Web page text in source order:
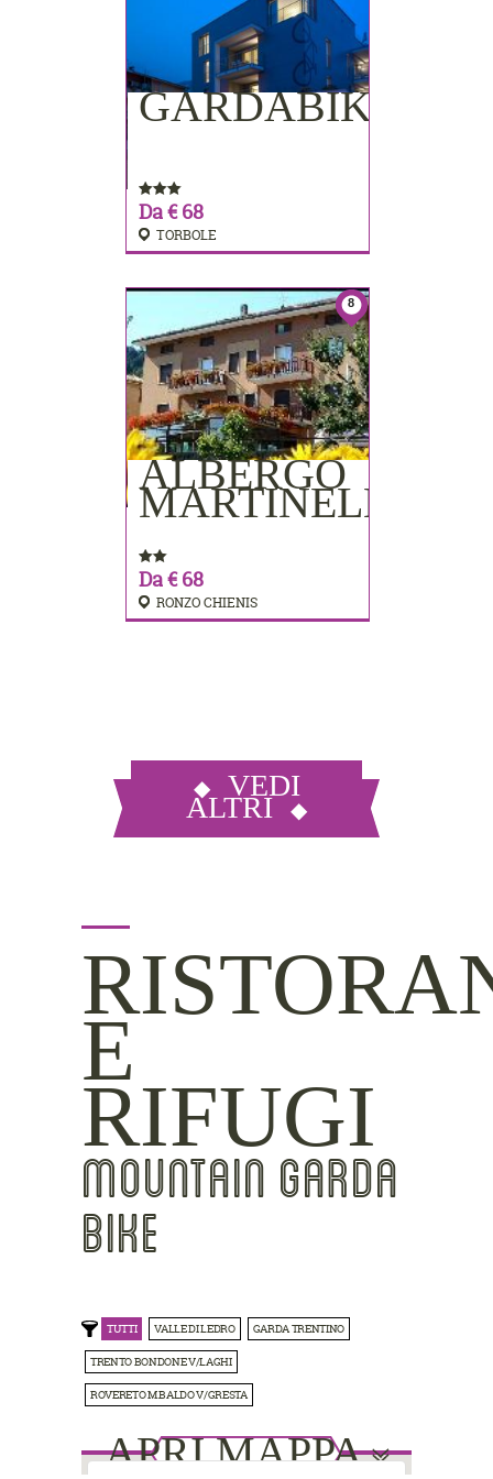
GARDABIKE
Da € 68
TORBOLE
PRENOTA
8
ALBERGO
MARTINELLI
Da € 68
RONZO CHIENIS
PRENOTA
VEDI
ALTRI
E
RIFUGI
MOUNTAIN GARDA
BIKE
TUTTI VALLE DI LEDRO GARDA TRENTINO
TRENTO BONDONE V/LAGHI
ROVERETO M.BALDO V/GRESTA
APRI MAPPA